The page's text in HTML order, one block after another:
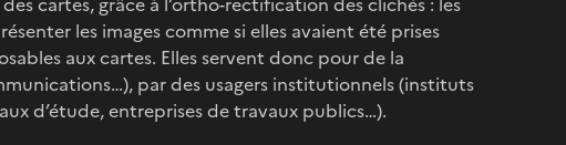
les images comme si elles avaient été prises
aux cartes. Elles servent donc pour de la
par des usagers institutionnels (instituts
d’étude, entreprises de travaux publics…).